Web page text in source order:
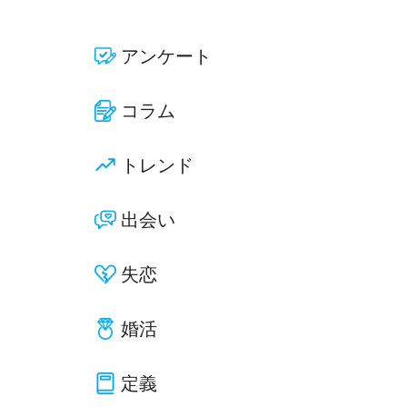
アンケート
コラム
トレンド
出会い
失恋
婚活
定義